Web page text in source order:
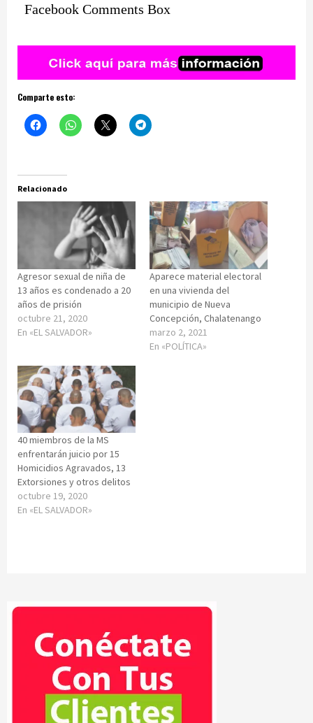
Facebook Comments Box
Comparte esto:
Relacionado
Agresor sexual de niña de
13 años es condenado a 20
años de prisión
octubre 21, 2020
En «EL SALVADOR»
Aparece material electoral
en una vivienda del
municipio de Nueva
Concepción, Chalatenango
marzo 2, 2021
En «POLÍTICA»
40 miembros de la MS
enfrentarán juicio por 15
Homicidios Agravados, 13
Extorsiones y otros delitos
octubre 19, 2020
En «EL SALVADOR»